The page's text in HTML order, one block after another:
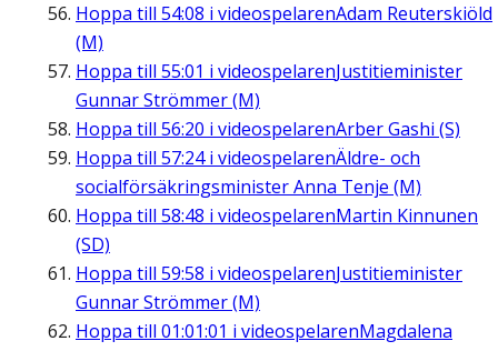
Hoppa till 54:08 i videospelarenAdam Reuterskiöld
(M)
Hoppa till 55:01 i videospelarenJustitieminister
Gunnar Strömmer (M)
Hoppa till 56:20 i videospelarenArber Gashi (S)
Hoppa till 57:24i videospelarenÄldre- och
socialförsäkringsminister Anna Tenje (M)
Hoppa till 58:48 i videospelarenMartin Kinnunen
(SD)
Hoppa till 59:58 i videospelarenJustitieminister
Gunnar Strömmer (M)
Hoppa till 01:01:01 i videospelarenMagdalena